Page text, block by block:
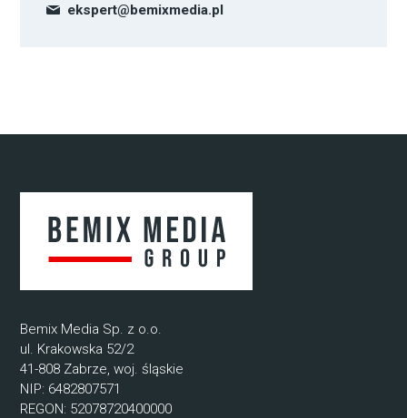
ekspert@bemixmedia.pl
Bemix Media Sp. z o.o.
ul. Krakowska 52/2
41-808 Zabrze, woj. śląskie
NIP: 6482807571
REGON: 52078720400000